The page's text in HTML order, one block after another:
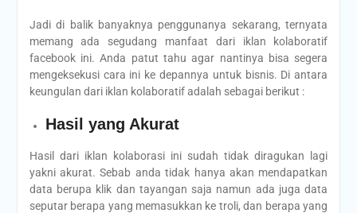
Jadi di balik banyaknya penggunanya sekarang, ternyata
memang ada segudang manfaat dari iklan kolaboratif
facebook ini. Anda patut tahu agar nantinya bisa segera
mengeksekusi cara ini ke depannya untuk bisnis. Di antara
keungulan dari iklan kolaboratif adalah sebagai berikut :
Hasil yang Akurat
Hasil dari iklan kolaborasi ini sudah tidak diragukan lagi
yakni akurat. Sebab anda tidak hanya akan mendapatkan
data berupa klik dan tayangan saja namun ada juga data
seputar berapa yang memasukkan ke troli, dan berapa yang